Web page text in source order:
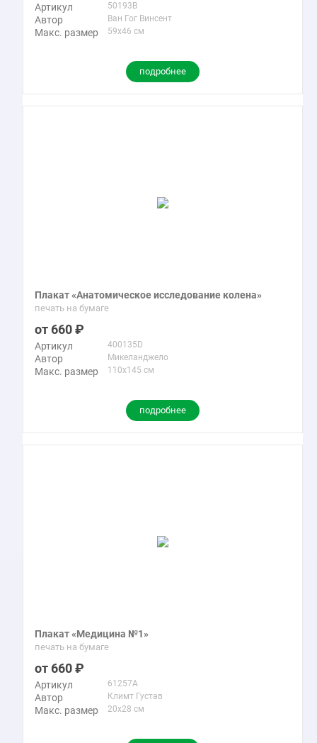
Артикул 50193B
Автор Ван Гог Винсент
Макс. размер 59x46 см
подробнее
Плакат «Анатомическое исследование колена»
печать на бумаге
660
Артикул 400135D
Автор Микеланджело
Макс. размер 110x145 см
подробнее
Плакат «Медицина №1»
печать на бумаге
660
Артикул 61257A
Автор Климт Густав
Макс. размер 20x28 см